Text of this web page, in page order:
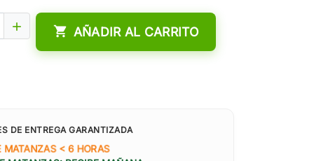
  AÑADIR AL CARRITO
DE ENTREGA GARANTIZADA
< 6 HORAS